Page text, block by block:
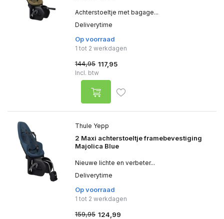
Achterstoeltje met bagage...
Deliverytime
Op voorraad
1 tot 2 werkdagen
144,95 117,95
Incl. btw
Thule Yepp
2 Maxi achterstoeltje framebevestiging
Majolica Blue
Nieuwe lichte en verbeter...
Deliverytime
Op voorraad
1 tot 2 werkdagen
159,95 124,99